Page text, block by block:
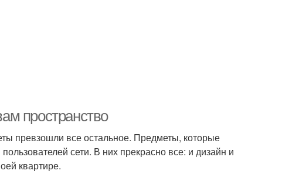
пространство
превзошли все остальное. Предметы, которые
сети. В них прекрасно все: и дизайн и
квартире.